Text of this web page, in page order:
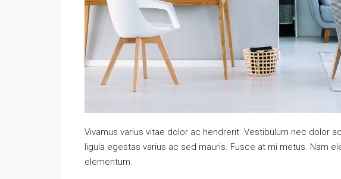
Vivamus varius vitae dolor ac hendrerit. Vestibulum nec dolor
ligula egestas varius ac sed mauris. Fusce at mi metus. Nam
elementum.